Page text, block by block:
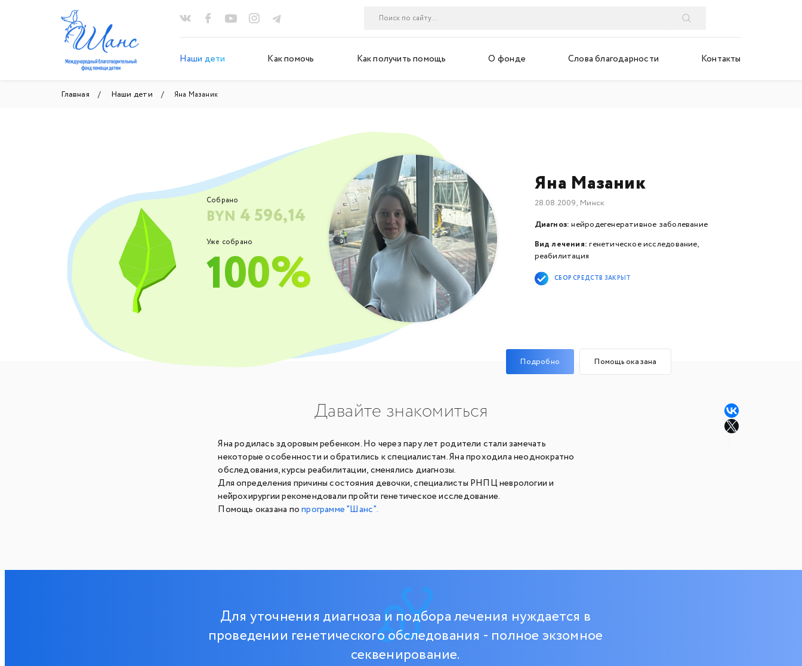
Наши дети Как помочь Как получить помощь О фонде Слова благодарности Контакты
Главная Наши дети Яна Мазаник
Собрано
BYN 4 596,14
Уже собрано
100%
Яна Мазаник
28.08.2009, Минск
Диагноз: нейродегенеративное заболевание
Вид лечения: генетическое исследование,
реабилитация
СБОР СРЕДСТВ ЗАКРЫТ
Подробно Помощь оказана
Давайте знакомиться
Яна родилась здоровым ребенком. Но через пару лет родители стали замечать
некоторые особенности и обратились к специалистам. Яна проходила неоднократно
обследования, курсы реабилитации, сменялись диагнозы.
Для определения причины состояния девочки, специалисты РНПЦ неврологии и
нейрохирургии рекомендовали пройти генетическое исследование.
Помощь оказана попрограмме "Шанс".
Для уточнения диагноза и подбора лечения нуждается в
проведении генетического обследования - полное экзомное
секвенирование.